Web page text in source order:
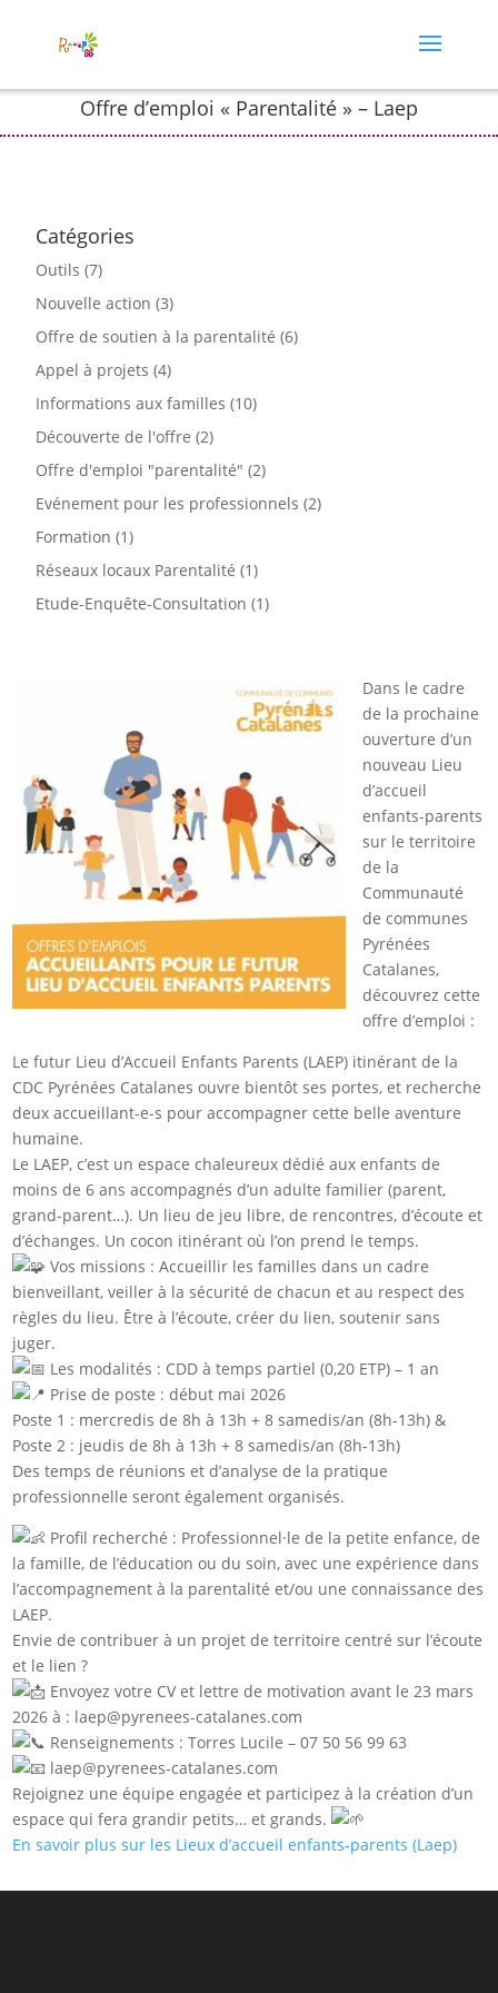
Offre d’emploi « Parentalité » – Laep
Dans le cadre
de la prochaine
ouverture d’un
nouveau Lieu
d’accueil
enfants-parents
sur le territoire
de la
Communauté
de communes
Pyrénées
Catalanes,
découvrez cette
offre d’emploi :
Le futur Lieu d’Accueil Enfants Parents (LAEP) itinérant de la
CDC Pyrénées Catalanes ouvre bientôt ses portes, et recherche
deux accueillant-e-s pour accompagner cette belle aventure
humaine.
Le LAEP, c’est un espace chaleureux dédié aux enfants de
moins de 6 ans accompagnés d’un adulte familier (parent,
grand-parent…). Un lieu de jeu libre, de rencontres, d’écoute et
d’échanges. Un cocon itinérant où l’on prend le temps.
Vos missions : Accueillir les familles dans un cadre
bienveillant, veiller à la sécurité de chacun et au respect des
règles du lieu. Être à l’écoute, créer du lien, soutenir sans
juger.
Les modalités : CDD à temps partiel (0,20 ETP) – 1 an
Prise de poste : début mai 2026
Poste 1 : mercredis de 8h à 13h + 8 samedis/an (8h-13h) &
Poste 2 : jeudis de 8h à 13h + 8 samedis/an (8h-13h)
Des temps de réunions et d’analyse de la pratique
professionnelle seront également organisés.
Profil recherché : Professionnel·le de la petite enfance, de
la famille, de l’éducation ou du soin, avec une expérience dans
l’accompagnement à la parentalité et/ou une connaissance des
LAEP.
Envie de contribuer à un projet de territoire centré sur l’écoute
et le lien ?
Envoyez votre CV et lettre de motivation avant le 23 mars
2026 à : laep@pyrenees-catalanes.com
Renseignements : Torres Lucile – 07 50 56 99 63
laep@pyrenees-catalanes.com
Rejoignez une équipe engagée et participez à la création d’un
espace qui fera grandir petits… et grands.
En savoir plus sur les Lieux d’accueil enfants-parents (Laep)
Catégories
Outils (7)
Nouvelle action (3)
Offre de soutien à la parentalité (6)
Appel à projets (4)
Informations aux familles (10)
Découverte de l'offre (2)
Offre d'emploi "parentalité" (2)
Evénement pour les professionnels (2)
Formation (1)
Réseaux locaux Parentalité (1)
Etude-Enquête-Consultation (1)